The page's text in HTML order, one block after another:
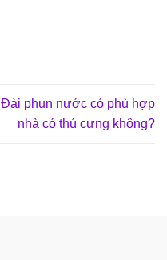
Đài phun nước có phù hợp
nhà có thú cưng không?